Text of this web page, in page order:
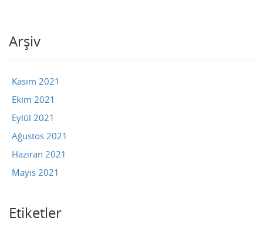
Arşiv
Kasım 2021
Ekim 2021
Eylül 2021
Ağustos 2021
Haziran 2021
Mayıs 2021
Etiketler